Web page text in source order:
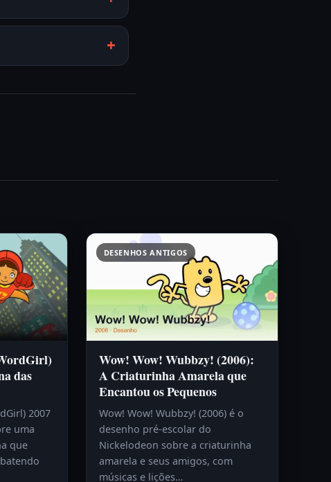
das
2007
uma
que
DESENHOS ANTIGOS
Wow! Wow! Wubbzy! (2006):
A Criaturinha Amarela que
Encantou os Pequenos
Wow! Wow! Wubbzy! (2006) é o
desenho pré-escolar do
Nickelodeon sobre a criaturinha
amarela e seus amigos, com
músicas e lições…